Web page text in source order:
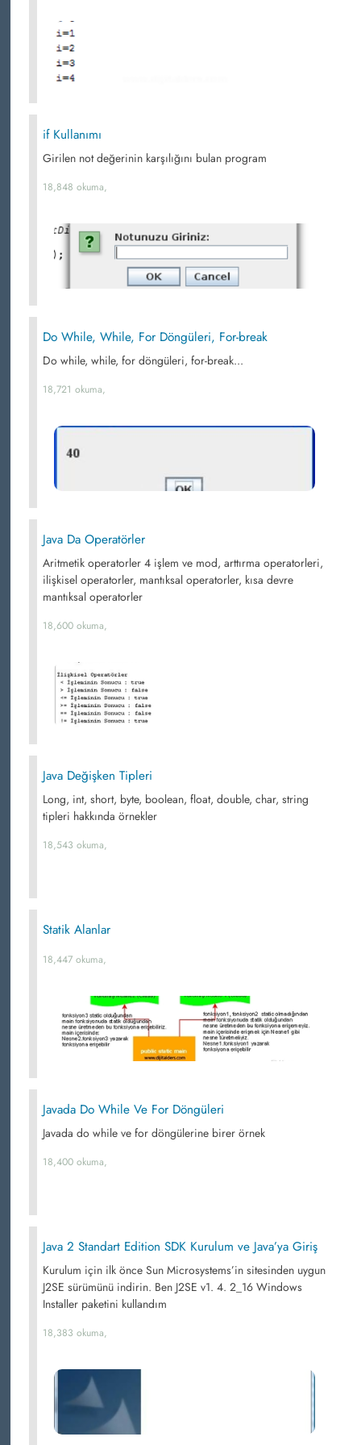
if Kullanımı
Girilen not değerinin karşılığını bulan program
18,848 okuma,
Do While, While, For Döngüleri, For-break
Do while, while, for döngüleri, for-break...
18,721 okuma,
Java Da Operatörler
Aritmetik operatorler 4 işlem ve mod, arttırma operatorleri,
ilişkisel operatorler, mantıksal operatorler, kısa devre
mantıksal operatorler
18,600 okuma,
Java Değişken Tipleri
Long, int, short, byte, boolean, float, double, char, string
tipleri hakkında örnekler
18,543 okuma,
Statik Alanlar
18,447 okuma,
Javada Do While Ve For Döngüleri
Javada do while ve for döngülerine birer örnek
18,400 okuma,
Java 2 Standart Edition SDK Kurulum ve Java’ya Giriş
Kurulum için ilk önce Sun Microsystems’in sitesinden uygun
J2SE sürümünü indirin. Ben J2SE v1. 4. 2_16 Windows
Installer paketini kullandım
18,383 okuma,